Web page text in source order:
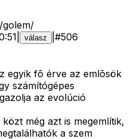
golem/
válasz #506
egyik fõ érve az emlõsök
számítógépes
az evolúció
még azt is megemlítik,
a szem